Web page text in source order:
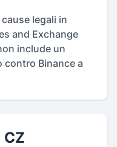
legali in
and Exchange
include un
Binance a